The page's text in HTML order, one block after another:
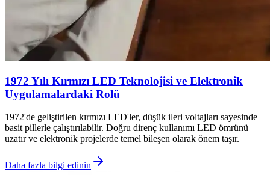
1972 Yılı Kırmızı LED Teknolojisi ve Elektronik
Uygulamalardaki Rolü
1972'de geliştirilen kırmızı LED'ler, düşük ileri voltajları sayesinde
basit pillerle çalıştırılabilir. Doğru direnç kullanımı LED ömrünü
uzatır ve elektronik projelerde temel bileşen olarak önem taşır.
Daha fazla bilgi edinin